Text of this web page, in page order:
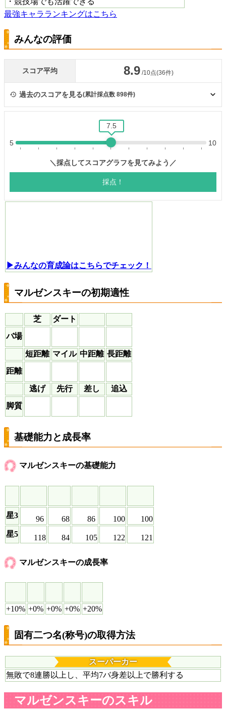
最強キャラランキングはこちら
みんなの評価
▶みんなの育成論はこちらでチェック！
マルゼンスキーの初期適性
芝
ダート
バ場
短距離 マイル 中距離 長距離
距離
逃げ 先行 差し
追込
脚質
基礎能力と成長率
マルゼンスキーの基礎能力
星3 96 68 86 100
100
星5
118 84 105 122 121
マルゼンスキーの成長率
+10% +0% +0% +0% +20%
固有二つ名(称号)の取得方法
スーパーカー
無敗で8連勝以上し、平均7バ身差以上で勝利する
マルゼンスキーのスキル